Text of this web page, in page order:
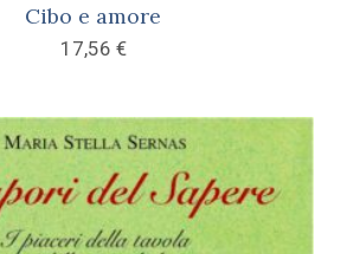
Cibo e amore
17,56 €